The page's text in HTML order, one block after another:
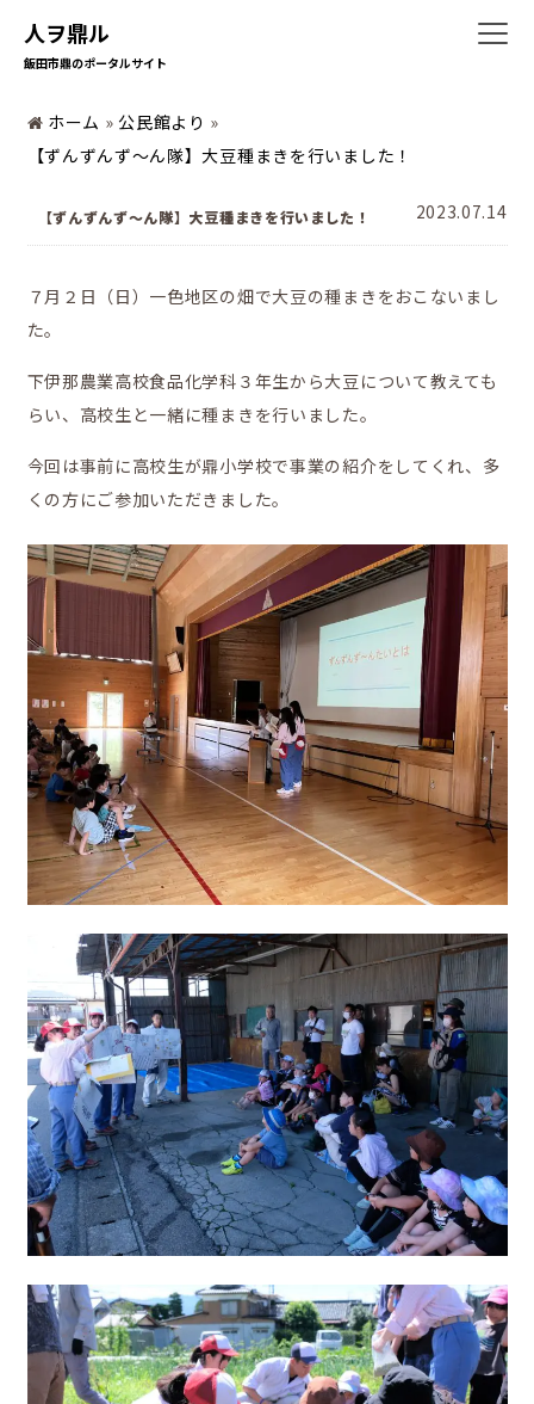
人ヲ鼎ル
飯田市鼎のポータルサイト
ホーム
地域の活動
かなえの人特集
鼎地区の魅力
移住をお考えの方へ
お問合せ
ホーム » 公民館より »
【ずんずんず～ん隊】大豆種まきを行いました！
2023.07.14
【ずんずんず～ん隊】大豆種まきを行いました！
７月２日（日）一色地区の畑で大豆の種まきをおこないまし
た。
下伊那農業高校食品化学科３年生から大豆について教えても
らい、高校生と一緒に種まきを行いました。
今回は事前に高校生が鼎小学校で事業の紹介をしてくれ、多
くの方にご参加いただきました。